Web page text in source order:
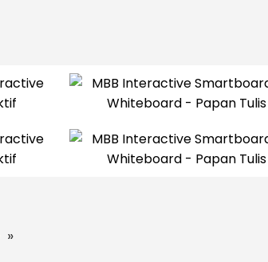
»